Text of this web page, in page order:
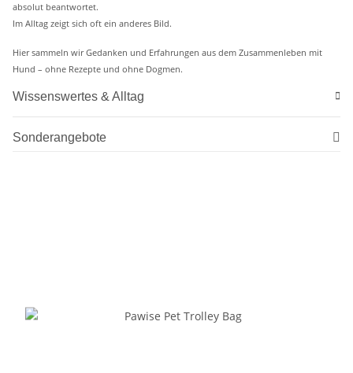
absolut beantwortet.
Im Alltag zeigt sich oft ein anderes Bild.
Hier sammeln wir Gedanken und Erfahrungen aus dem Zusammenleben mit
Hund – ohne Rezepte und ohne Dogmen.
Wissenswertes & Alltag
Sonderangebote